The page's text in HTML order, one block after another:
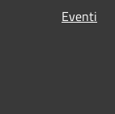
Eventi